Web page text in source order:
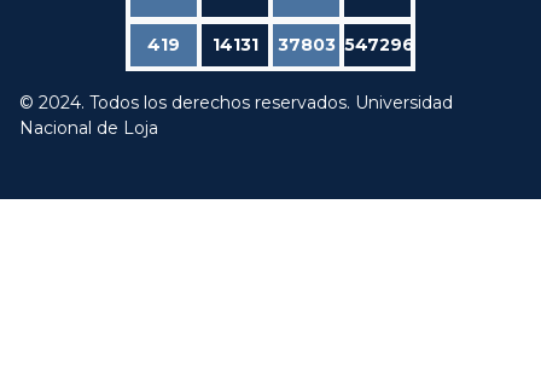
419 14131 37803 547296
© 2024. Todos los derechos reservados. Universidad
Nacional de Loja